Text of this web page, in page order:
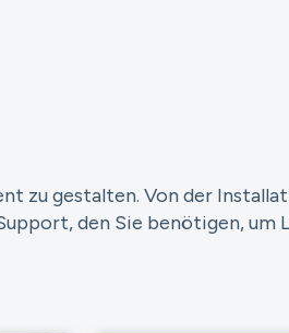
zu gestalten. Von der
den Sie benötigen, um